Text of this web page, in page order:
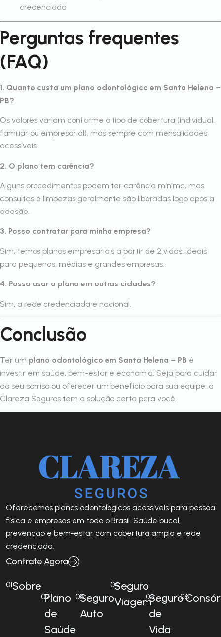
credenciada
Perguntas frequentes
(FAQ)
1. Quanto custa um plano odontológico em Santa Helena –
PB?
Os valores variam conforme o tipo de cobertura (individual,
familiar ou empresarial), mas sempre com mensalidades
acessíveis.
2. O plano tem carência?
Alguns procedimentos podem ter carência mínima, mas
consultas e limpezas geralmente são liberadas logo após a
adesão.
3. Posso contratar para minha empresa?
Sim, temos planos empresariais a partir de 2 vidas, ideais
para pequenas, médias e grandes empresas.
4. Posso usar o plano em outras cidades?
Sim, a rede credenciada é nacional.
Conclusão
Ter um plano odontológico em Santa Helena – PB é
investir em saúde, bem-estar e economia. Seja para cuidar
do seu sorriso ou oferecer um benefício para sua equipe, a
Clareza Seguros tem a solução certa para você.
Oferecemos planos odontológicos acessíveis para pessoa
física e empresas em todo o Brasil. Saúde bucal,
prevenção e bem-estar com cobertura ampla e rede
credenciada.
Contrate Agora
01Sobre
02Plano
de
Saúde
03Seguro
Auto
04Seguro
Viagem
05Seguro
de
Vida
06